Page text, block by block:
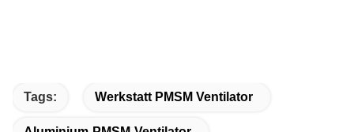
Tags: Werkstatt PMSM Ventilator